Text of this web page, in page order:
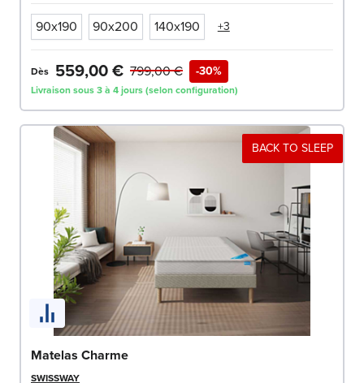
90x190 90x200 140x190 +3
Dès 559,00 € -30%
799,00 €
Livraison sous 3 à 4 jours (selon configuration)
BACK TO SLEEP
Matelas Charme
SWISSWAY